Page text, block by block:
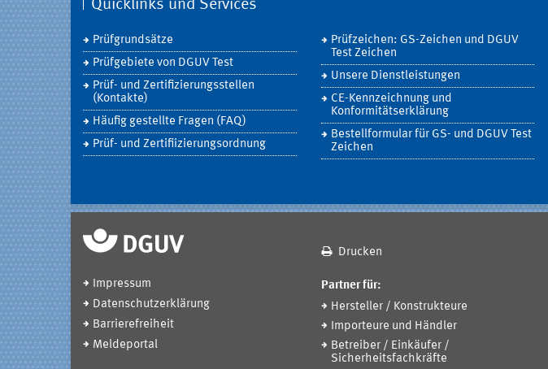
Quicklinks und Services
Prüfgrundsätze
Prüfgebiete von DGUV Test
Prüf- und Zertifizierungsstellen
(Kontakte)
Häufig gestellte Fragen (FAQ)
Prüf- und Zertifiizierungsordnung
Prüfzeichen: GS-Zeichen und DGUV
Test Zeichen
Unsere Dienstleistungen
CE-Kennzeichnung und
Konformitätserklärung
Bestellformular für GS- und DGUV Test
Zeichen
Drucken
Impressum
Datenschutzerklärung
Barrierefreiheit
Meldeportal
Partner für:
Hersteller / Konstrukteure
Importeure und Händler
Betreiber / Einkäufer /
Sicherheitsfachkräfte